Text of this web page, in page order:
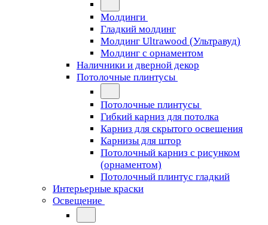
Молдинги
Гладкий молдинг
Молдинг Ultrawood (Ультравуд)
Молдинг с орнаментом
Наличники и дверной декор
Потолочные плинтусы
Потолочные плинтусы
Гибкий карниз для потолка
Карниз для скрытого освещения
Карнизы для штор
Потолочный карниз с рисунком
(орнаментом)
Потолочный плинтус гладкий
Интерьерные краски
Освещение